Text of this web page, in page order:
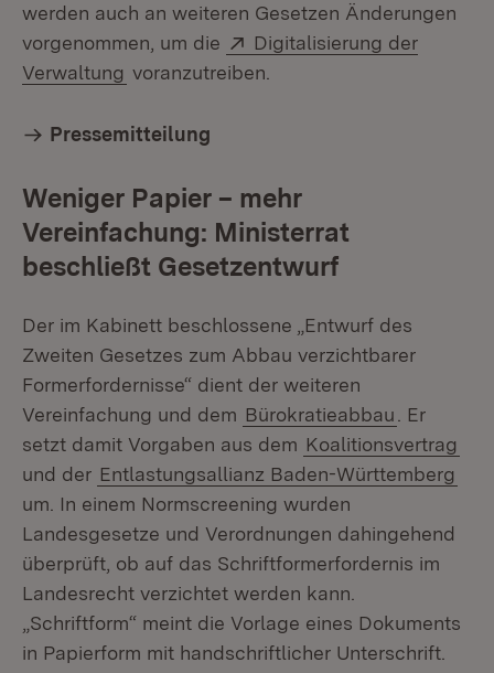
werden auch an weiteren Gesetzen Änderungen
vorgenommen, um die
Extern:
Digitalisierung der
Verwaltung (Öffnet in neuem Fenster)
voranzutreiben.
Pressemitteilung
Weniger Papier – mehr
Vereinfachung: Ministerrat
beschließt Gesetzentwurf
Der im Kabinett beschlossene „Entwurf des
Zweiten Gesetzes zum Abbau verzichtbarer
Formerfordernisse“ dient der weiteren
Vereinfachung und dem Bürokratieabbau
. Er
setzt damit Vorgaben aus dem Koalitionsvertrag
und der Entlastungsallianz Baden-Württemberg
um. In einem Normscreening wurden
Landesgesetze und Verordnungen dahingehend
überprüft, ob auf das Schriftformerfordernis im
Landesrecht verzichtet werden kann.
„Schriftform“ meint die Vorlage eines Dokuments
in Papierform mit handschriftlicher Unterschrift.